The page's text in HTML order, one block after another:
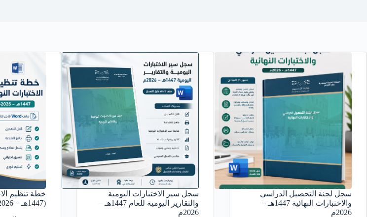
سجل لجنة التحصيل الدراسي
والاختبارات النهائية 1447هـ –
2026م
سجل سير الاختبارات اليومية
والتقارير اليومية للعام 1447هـ –
2026م
خطة تنظيم
(1447هـ – 2026م)